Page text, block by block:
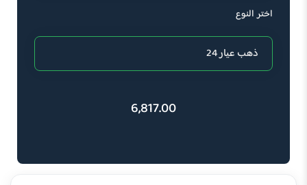
اختر النوع
6,817.00